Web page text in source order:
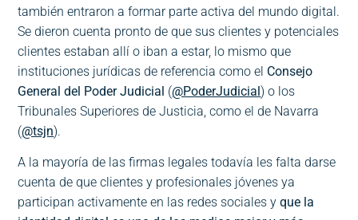
también entraron a formar parte activa del mundo digital.
Se dieron cuenta pronto de que sus clientes y potenciales
clientes estaban allí o iban a estar, lo mismo que
instituciones jurídicas de referencia como el Consejo
General del Poder Judicial (@PoderJudicial) o los
Tribunales Superiores de Justicia, como el de Navarra
(@tsjn).
A la mayoría de las firmas legales todavía les falta darse
cuenta de que clientes y profesionales jóvenes ya
participan activamente en las redes sociales yque la